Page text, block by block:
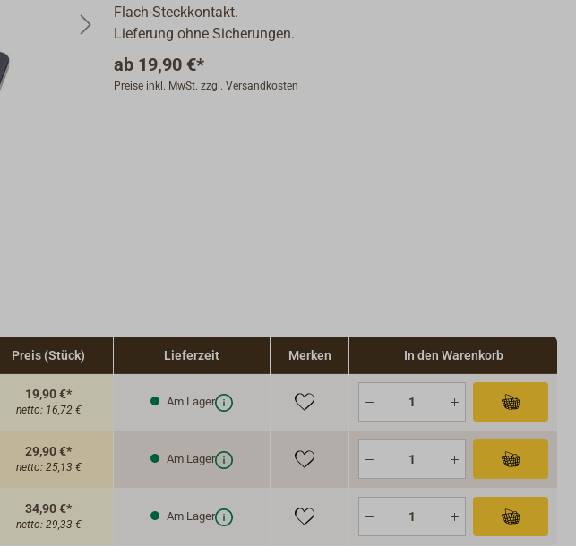
Flach-Steckkontakt.
Lieferung ohne Sicherungen.
ab 19,90 €*
Preise inkl. MwSt. zzgl. Versandkosten
Preis (Stück) Lieferzeit Merken In den Warenkorb
19,90 €*
netto: 16,72 €
Am Lager
29,90 €*
netto: 25,13 €
Am Lager
34,90 €*
netto: 29,33 €
Am Lager